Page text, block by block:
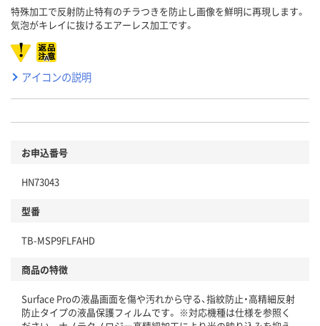
特殊加工で反射防止特有のチラつきを防止し画像を鮮明に再現します。
気泡がキレイに抜けるエアーレス加工です。
アイコンの説明
お申込番号
HN73043
型番
TB-MSP9FLFAHD
商品の特徴
Surface Proの液晶画面を傷や汚れから守る、指紋防止・高精細反射
防止タイプの液晶保護フィルムです。 ※対応機種は仕様を参照く